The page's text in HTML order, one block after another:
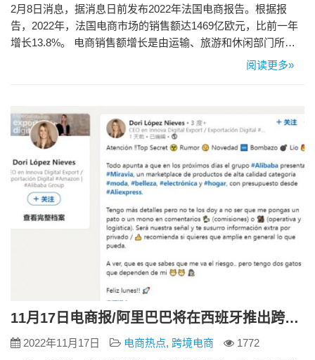
2月8日消息，据消息日前发布2022年法国电商报告。根据报
告，2022年，法国电商市场的销售额达1469亿欧元，比前一年
增长13.8%。 电商销售额增长是由运输、旅游和休闲部门所推
动的，这些部门在2022年的在线销售额同比增长36%。 与2021
交易量上看，2022年法国…
阅读更多»
11月17日电商报/阿里巴巴将在西班牙推出跨境平台Miravia
2022年11月17日 电商热点, 跨境电商
1772